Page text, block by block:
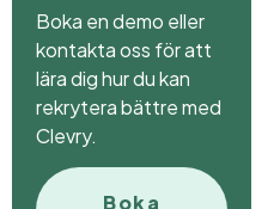
Boka en demo eller
kontakta oss för att
lära dig hur du kan
rekrytera bättre med
Clevry.
Boka